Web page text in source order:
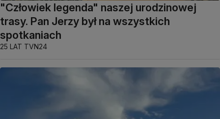
"Człowiek legenda" naszej urodzinowej
trasy. Pan Jerzy był na wszystkich
spotkaniach
25 LAT TVN24